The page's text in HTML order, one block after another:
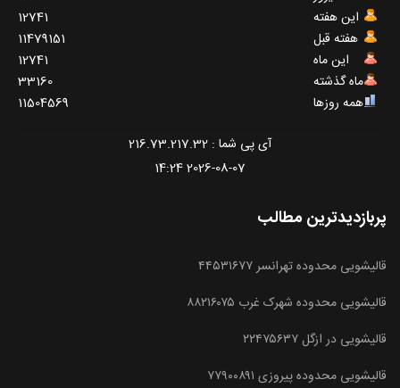
این هفته
هفته قبل
این ماه
ماه گذشته
همه روزها
12741
11479151
12741
33160
11504569
آی پی شما : 216.73.217.32
2026-08-07 14:24
پربازدیدترین مطالب
قالیشویی محدوده تهرانسر ۴۴۵۳۱۶۷۷
قالیشویی محدوده شهرک غرب ۸۸۲۱۶۰۷۵
قالیشویی در ازگل ۲۲۴۷۵۶۳۷
قالیشویی محدوده پیروزی ۷۷۹۰۰۸۹۱